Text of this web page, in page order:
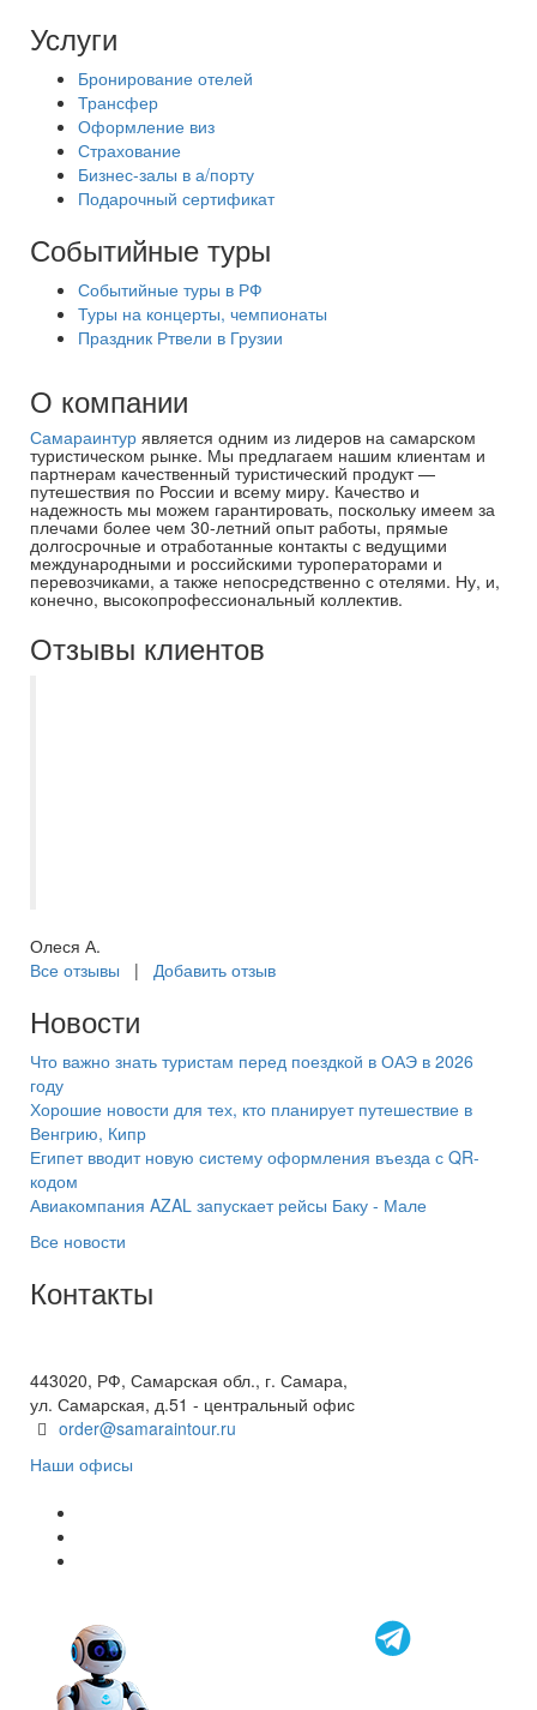
Услуги
Бронирование отелей
Трансфер
Оформление виз
Страхование
Бизнес-залы в а/порту
Подарочный сертификат
Событийные туры
Событийные туры в РФ
Туры на концерты, чемпионаты
Праздник Ртвели в Грузии
О компании
Самараинтур является одним из лидеров на самарском
туристическом рынке. Мы предлагаем нашим клиентам и
партнерам качественный туристический продукт —
путешествия по России и всему миру. Качество и
надежность мы можем гарантировать, поскольку имеем за
плечами более чем 30-летний опыт работы, прямые
долгосрочные и отработанные контакты с ведущими
международными и российскими туроператорами и
перевозчиками, а также непосредственно с отелями. Ну, и,
конечно, высокопрофессиональный коллектив.
Отзывы клиентов
Олеся А.
Все отзывы | Добавить отзыв
Новости
Что важно знать туристам перед поездкой в ОАЭ в 2026
году
Хорошие новости для тех, кто планирует путешествие в
Венгрию, Кипр
Египет вводит новую систему оформления въезда с QR-
кодом
Авиакомпания AZAL запускает рейсы Баку - Мале
Все новости
Контакты
443020, РФ, Самарская обл., г. Самара,
ул. Самарская, д.51 - центральный офис
order@samaraintour.ru
Наши офисы